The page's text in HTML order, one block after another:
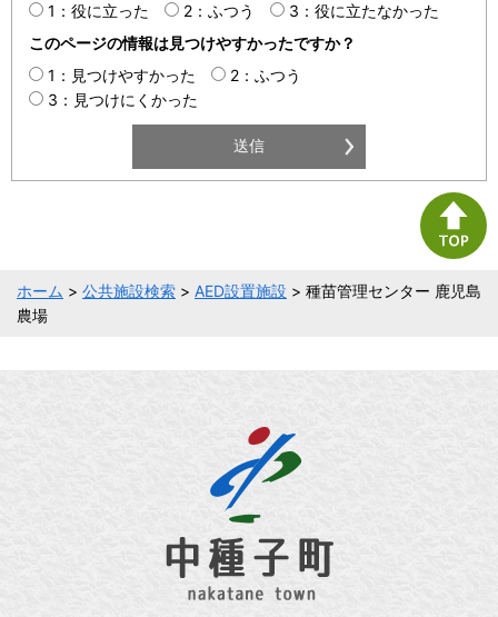
1：役に立った
2：ふつう
3：役に立たなかった
このページの情報は見つけやすかったですか？
1：見つけやすかった
2：ふつう
3：見つけにくかった
ホーム > 公共施設検索 > AED設置施設 > 種苗管理センター 鹿児島
農場